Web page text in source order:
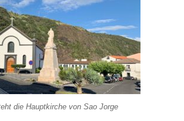
die Hauptkirche von Sao Jorge